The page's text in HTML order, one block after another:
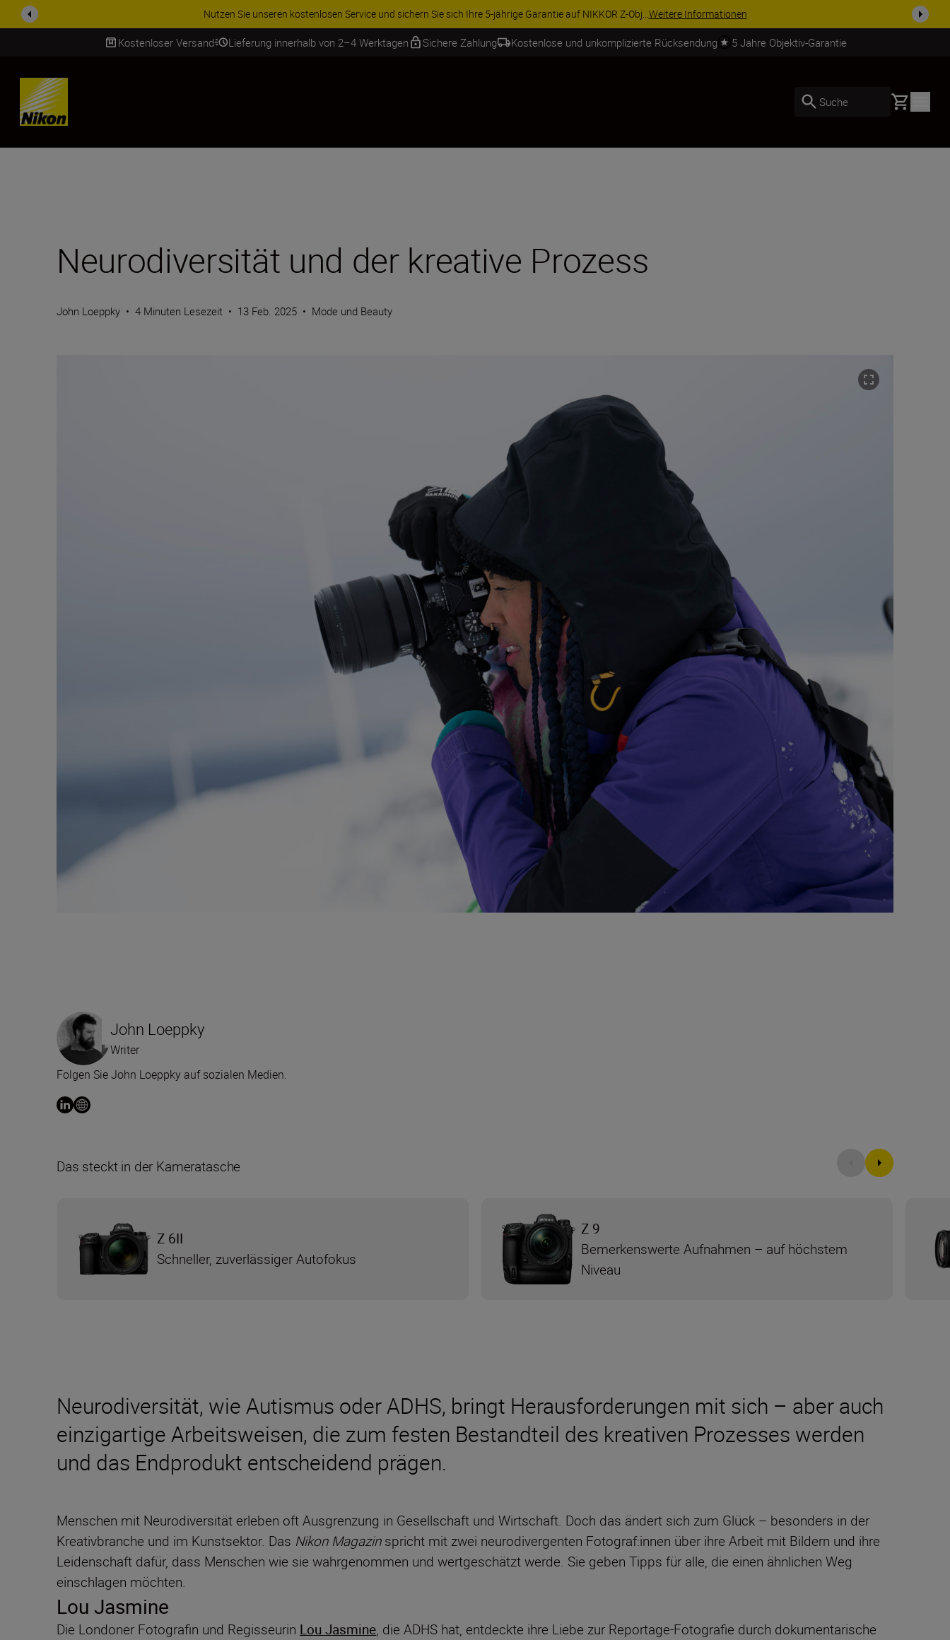
ZUBEHÖR IM ANGEBOT | Sparen Sie 15 % auf ausgewähltes Zubehör und vervollständigen Sie Ihre Ausrüstu...Jetzt einkaufen
Kostenloser Versand Lieferung innerhalb von 2–4 Werktagen Sichere Zahlung Kostenlose und unkomplizierte Rücksendung 5 Jahre Objektiv-Garantie
SKIP
Suche Basket
Neurodiversität und der kreative Prozess
John Loeppky • 4 Minuten Lesezeit • 13 Feb. 2025 • Mode und Beauty
Neurodiversität, wie Autismus oder ADHS, bringt Herausforderungen mit sich – aber auch
einzigartige Arbeitsweisen, die zum festen Bestandteil des kreativen Prozesses werden
und das Endprodukt entscheidend prägen.
Menschen mit Neurodiversität erleben oft Ausgrenzung in Gesellschaft und Wirtschaft. Doch das ändert sich zum Glück – besonders in der
Kreativbranche und im Kunstsektor. Das Nikon Magazinspricht mit zwei neurodivergenten Fotograf:innen über ihre Arbeit mit Bildern und ihre
Leidenschaft dafür, dass Menschen wie sie wahrgenommen und wertgeschätzt werde. Sie geben Tipps für alle, die einen ähnlichen Weg
einschlagen möchten.
Lou Jasmine
Die Londoner Fotografin und Regisseurin Lou Jasmine, die ADHS hat, entdeckte ihre Liebe zur Reportage-Fotografie durch dokumentarische
John Loeppky
Writer
Folgen Sie John Loeppky auf sozialen Medien.
Das steckt in der Kameratasche
Z 6II
Schneller, zuverlässiger Autofokus
Z 9
Bemerkenswerte Aufnahmen – auf höchstem
Niveau